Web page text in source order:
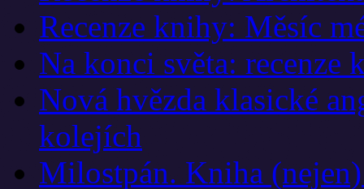
Recenze knihy: Měsíc
Na konci světa: recenze
Nová hvězda klasické
kolejích
Milostpán. Kniha